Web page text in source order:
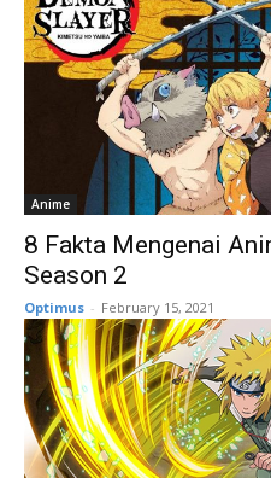
Anime
8 Fakta Mengenai
Season 2
Optimus - February 15, 2021